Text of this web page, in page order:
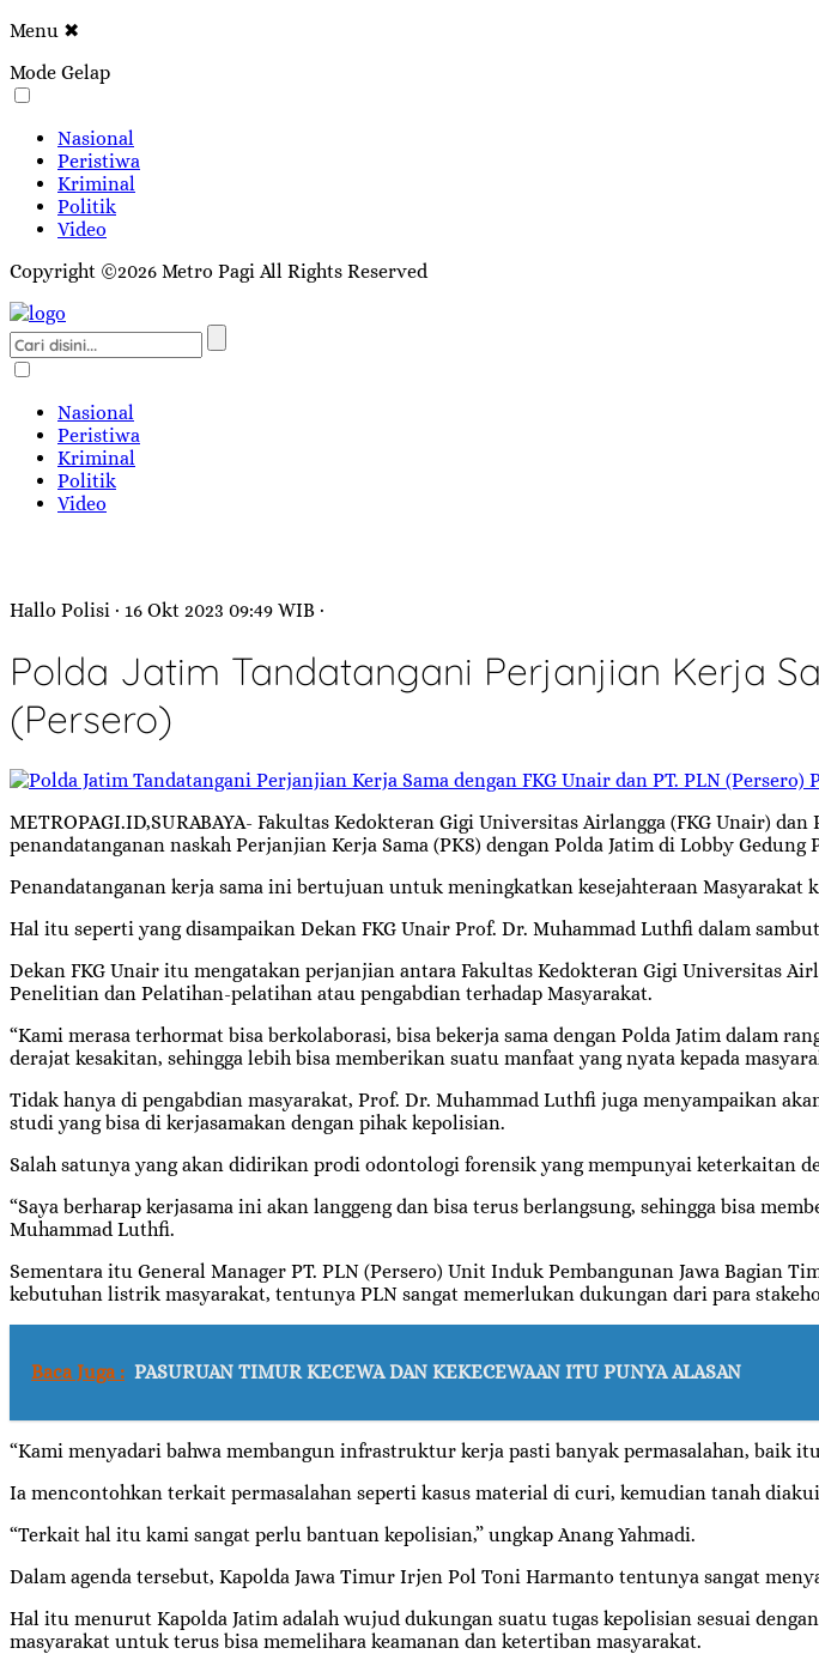
Menu ✖
Mode Gelap
Nasional
Peristiwa
Kriminal
Politik
Video
Copyright ©2026 Metro Pagi All Rights Reserved
Nasional
Peristiwa
Kriminal
Politik
Video
Hallo Polisi · 16 Okt 2023 09:49 WIB ·
Polda Jatim Tandatangani Perjanjian Kerja
(Persero)
METROPAGI.ID,SURABAYA- Fakultas Kedokteran Gigi Universitas Airlangga (FKG Unair)
penandatanganan naskah Perjanjian Kerja Sama (PKS) dengan Polda Jatim di Lobby Gedung
Penandatanganan kerja sama ini bertujuan untuk meningkatkan kesejahteraan Masyarakat
Hal itu seperti yang disampaikan Dekan FKG Unair Prof. Dr. Muhammad Luthfi dalam
Dekan FKG Unair itu mengatakan perjanjian antara Fakultas Kedokteran Gigi Universitas
Penelitian dan Pelatihan-pelatihan atau pengabdian terhadap Masyarakat.
“Kami merasa terhormat bisa berkolaborasi, bisa bekerja sama dengan Polda Jatim dalam
derajat kesakitan, sehingga lebih bisa memberikan suatu manfaat yang nyata kepada
Tidak hanya di pengabdian masyarakat, Prof. Dr. Muhammad Luthfi juga menyampaikan
studi yang bisa di kerjasamakan dengan pihak kepolisian.
Salah satunya yang akan didirikan prodi odontologi forensik yang mempunyai keterkaitan
“Saya berharap kerjasama ini akan langgeng dan bisa terus berlangsung, sehingga bisa
Muhammad Luthfi.
Sementara itu General Manager PT. PLN (Persero) Unit Induk Pembangunan Jawa Bagian
kebutuhan listrik masyarakat, tentunya PLN sangat memerlukan dukungan dari para
Baca Juga : PASURUAN TIMUR KECEWA DAN KEKECEWAAN ITU PUNYA ALASAN
“Kami menyadari bahwa membangun infrastruktur kerja pasti banyak permasalahan, baik
Ia mencontohkan terkait permasalahan seperti kasus material di curi, kemudian tanah
“Terkait hal itu kami sangat perlu bantuan kepolisian,” ungkap Anang Yahmadi.
Dalam agenda tersebut, Kapolda Jawa Timur Irjen Pol Toni Harmanto tentunya sangat
Hal itu menurut Kapolda Jatim adalah wujud dukungan suatu tugas kepolisian sesuai
masyarakat untuk terus bisa memelihara keamanan dan ketertiban masyarakat.